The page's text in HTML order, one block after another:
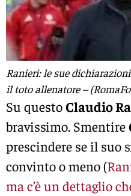
Ranieri: le sue
il toto allenatore –
Su questoClaudio
bravissimo. Smentire
prescindere se il suo
convinto o meno (
ma c’è un dettaglio